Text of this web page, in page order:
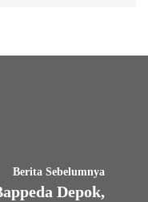
Berita Sebelumnya
Depok,